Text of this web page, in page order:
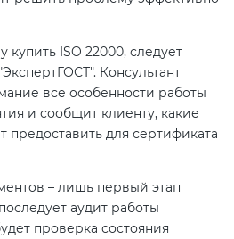
ISO 22000, следует
Консультант
все особенности работы
и сообщит клиенту, какие
предоставить для сертификата
– лишь первый этап
аудит работы
проверка состояния